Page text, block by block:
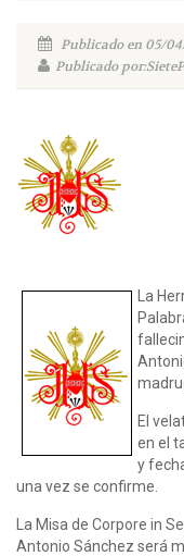
Publicado en 05/
Publicado
La
El
en el
y
una vez se confirme.
La Misa de Corpore in
Antonio Sánchez será